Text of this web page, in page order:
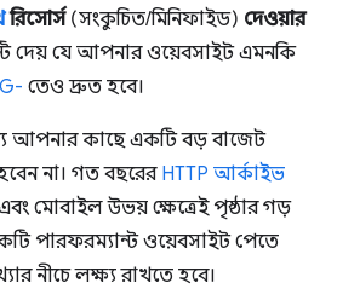
রিসোর্স(সংকুচিত/মিনিফাইড) দেওয়ার
দেয় যে আপনার ওয়েবসাইট এমনকি
তেও দ্রুত হবে।
আপনার কাছে একটি বড় বাজেট
না। গত বছরের HTTP আর্কাইভ
মোবাইল উভয় ক্ষেত্রেই পৃষ্ঠার গড়
পারফরম্যান্ট ওয়েবসাইট পেতে
নীচে লক্ষ্য রাখতে হবে।